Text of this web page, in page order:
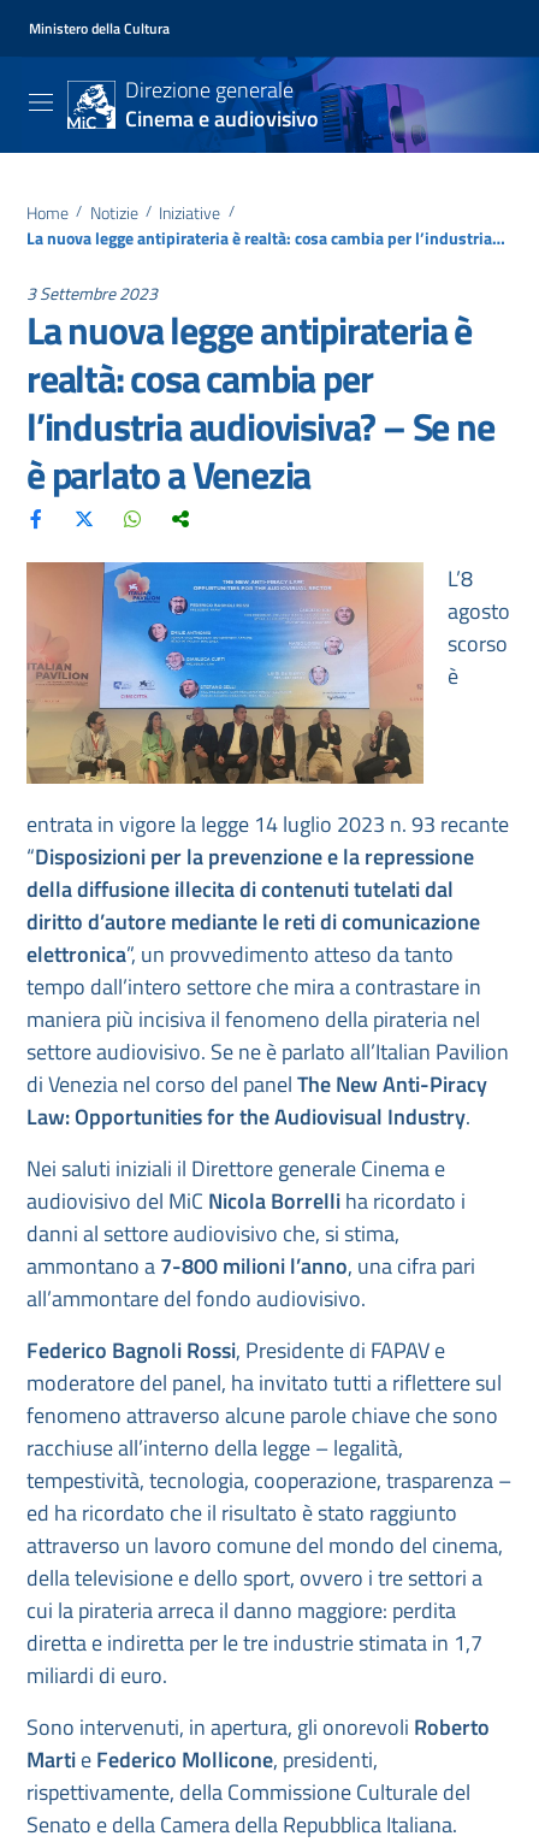
Ministero della Cultura
Direzione generale
Cinema e audiovisivo
Home / Notizie / Iniziative /
La nuova legge antipirateria è realtà: cosa cambia per l’industria audiovisiva? – Se ne è parlato a Venezia
3 Settembre 2023
La nuova legge antipirateria è
realtà: cosa cambia per
l’industria audiovisiva? – Se ne
è parlato a Venezia
L’8
agosto
scorso
è
entrata in vigore la legge 14 luglio 2023 n. 93 recante
“Disposizioni per la prevenzione e la repressione
della diffusione illecita di contenuti tutelati dal
diritto d’autore mediante le reti di comunicazione
elettronica”, un provvedimento atteso da tanto
tempo dall’intero settore che mira a contrastare in
maniera più incisiva il fenomeno della pirateria nel
settore audiovisivo. Se ne è parlato all’Italian Pavilion
di Venezia nel corso del panelThe New Anti-Piracy
Law: Opportunities for the Audiovisual Industry.
Nei saluti iniziali il Direttore generale Cinema e
audiovisivo del MiC Nicola Borrelliha ricordato i
danni al settore audiovisivo che, si stima,
ammontano a7-800 milioni l’anno, una cifra pari
all’ammontare del fondo audiovisivo.
Federico Bagnoli Rossi, Presidente di FAPAV e
moderatore del panel, ha invitato tutti a riflettere sul
fenomeno attraverso alcune parole chiave che sono
racchiuse all’interno della legge – legalità,
tempestività, tecnologia, cooperazione, trasparenza –
ed ha ricordato che il risultato è stato raggiunto
attraverso un lavoro comune del mondo del cinema,
della televisione e dello sport, ovvero i tre settori a
cui la pirateria arreca il danno maggiore: perdita
diretta e indiretta per le tre industrie stimata in 1,7
miliardi di euro.
Sono intervenuti, in apertura, gli onorevoli Roberto
MartieFederico Mollicone, presidenti,
rispettivamente, della Commissione Culturale del
Senato e della Camera della Repubblica Italiana.